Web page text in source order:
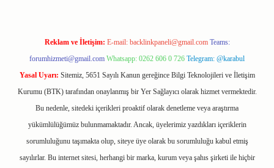
Reklam ve İletişim: E-mail: backlinkpaneli@gmail.com Teams:
forumhizmeti@gmail.com Whatsapp: 0262 606 0 726 Telegram: @karabul
Yasal Uyarı: Sitemiz, 5651 Sayılı Kanun gereğince Bilgi Teknolojileri ve İletişim
Kurumu (BTK) tarafından onaylanmış bir Yer Sağlayıcı olarak hizmet vermektedir.
Bu nedenle, sitedeki içerikleri proaktif olarak denetleme veya araştırma
yükümlülüğümüz bulunmamaktadır. Ancak, üyelerimiz yazdıkları içeriklerin
sorumluluğunu taşımakta olup, siteye üye olarak bu sorumluluğu kabul etmiş
sayılırlar. Bu internet sitesi, herhangi bir marka, kurum veya şahıs şirketi ile hiçbir